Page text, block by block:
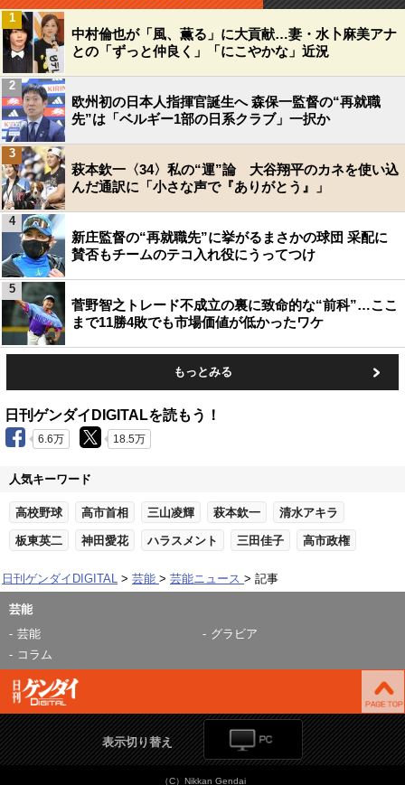
中村倫也が「風、薫る」に大貢献…妻・水卜麻美アナ
との「ずっと仲良く」「にこやかな」近況
1
欧州初の日本人指揮官誕生へ 森保一監督の“再就職
先”は「ベルギー1部の日系クラブ」一択か
2
萩本欽一〈34〉私の“運”論 大谷翔平のカネを使い込
んだ通訳に「小さな声で『ありがとう』」
3
新庄監督の“再就職先”に挙がるまさかの球団 采配に
賛否もチームのテコ入れ役にうってつけ
4
菅野智之トレード不成立の裏に致命的な“前科”…ここ
まで11勝4敗でも市場価値が低かったワケ
5
もっとみる
日刊ゲンダイDIGITALを読もう！
6.6万 18.5万
人気キーワード
高校野球 高市首相 三山凌輝 萩本欽一 清水アキラ
板東英二 神田愛花 ハラスメント 三田佳子 高市政権
日刊ゲンダイDIGITAL 芸能 芸能ニュース 記事
芸能
芸能
グラビア
コラム
表示切り替え
（C）Nikkan Gendai